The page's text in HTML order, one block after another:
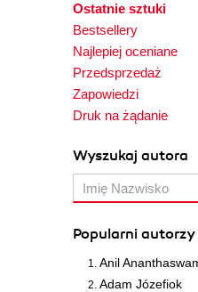
Ostatnie sztuki
Bestsellery
Najlepiej oceniane
Przedsprzedaż
Zapowiedzi
Druk na żądanie
Wyszukaj autora
Popularni autorzy
Anil
Adam Józefiok